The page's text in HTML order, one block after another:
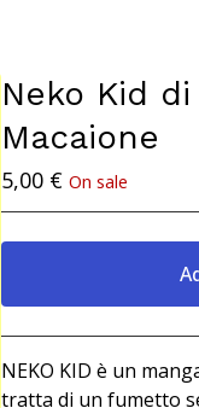
Neko Kid
Macaione
5,00 € On sale
NEKO KID è un
tratta di un fumetto